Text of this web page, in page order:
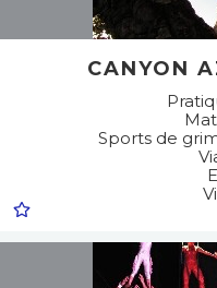
CANYON
Sports de